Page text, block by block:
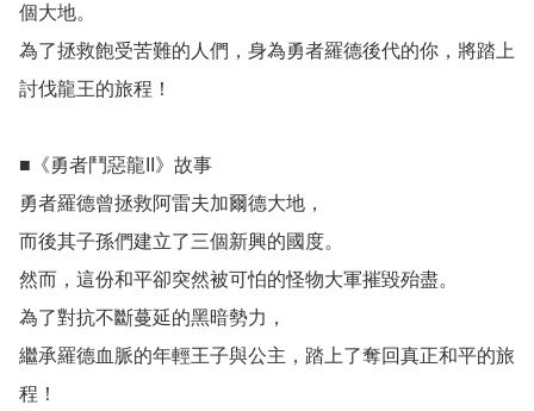
個大地。
為了拯救飽受苦難的人們，身為勇者羅德後代的你，將踏上
討伐龍王的旅程！
■《勇者鬥惡龍II》故事
勇者羅德曾拯救阿雷夫加爾德大地，
而後其子孫們建立了三個新興的國度。
然而，這份和平卻突然被可怕的怪物大軍摧毀殆盡。
為了對抗不斷蔓延的黑暗勢力，
繼承羅德血脈的年輕王子與公主，踏上了奪回真正和平的旅
程！